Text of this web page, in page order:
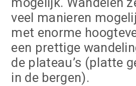
veel manieren
met enorme
een prettige
de plateau’s (platte
in de bergen).